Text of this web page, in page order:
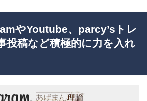
やYoutube、parcy’sトレ
投稿など積極的に力を入れ